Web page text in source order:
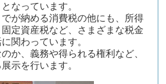
なっています。
が納める消費税の他にも、所得
定資産税など、さまざまな税金
関わっています。
か、義務や得られる権利など、
る展示を行います。